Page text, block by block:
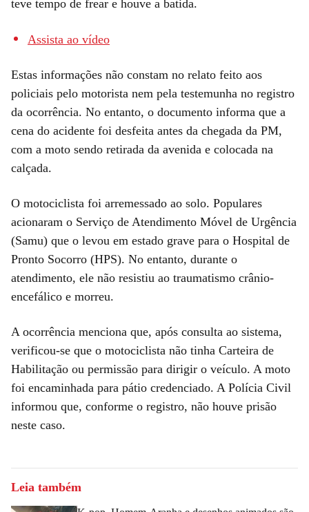
teve tempo de frear e houve a batida.
Assista ao vídeo
Estas informações não constam no relato feito aos
policiais pelo motorista nem pela testemunha no registro
da ocorrência. No entanto, o documento informa que a
cena do acidente foi desfeita antes da chegada da PM,
com a moto sendo retirada da avenida e colocada na
calçada.
O motociclista foi arremessado ao solo. Populares
acionaram o Serviço de Atendimento Móvel de Urgência
(Samu) que o levou em estado grave para o Hospital de
Pronto Socorro (HPS). No entanto, durante o
atendimento, ele não resistiu ao traumatismo crânio-
encefálico e morreu.
A ocorrência menciona que, após consulta ao sistema,
verificou-se que o motociclista não tinha Carteira de
Habilitação ou permissão para dirigir o veículo. A moto
foi encaminhada para pátio credenciado. A Polícia Civil
informou que, conforme o registro, não houve prisão
neste caso.
Leia também